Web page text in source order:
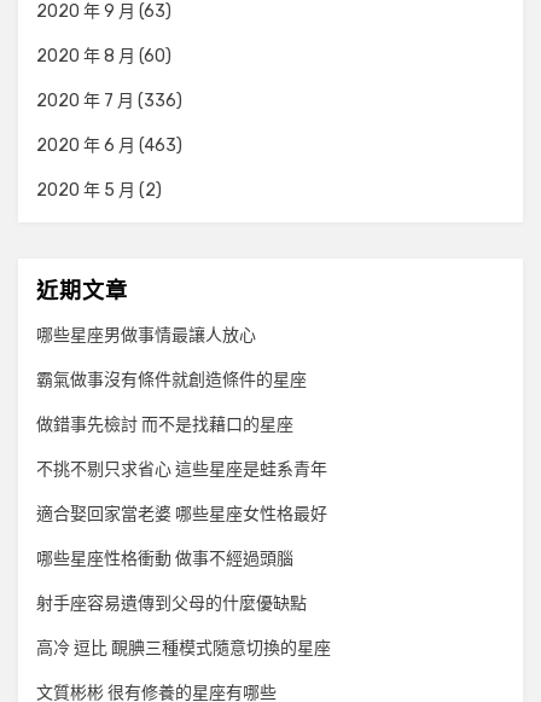
2020 年 9 月 (63)
2020 年 8 月 (60)
2020 年 7 月 (336)
2020 年 6 月 (463)
2020 年 5 月 (2)
近期文章
哪些星座男做事情最讓人放心
霸氣做事沒有條件就創造條件的星座
做錯事先檢討 而不是找藉口的星座
不挑不剔只求省心 這些星座是蛙系青年
適合娶回家當老婆 哪些星座女性格最好
哪些星座性格衝動 做事不經過頭腦
射手座容易遺傳到父母的什麼優缺點
高冷 逗比 靦腆三種模式隨意切換的星座
文質彬彬 很有修養的星座有哪些